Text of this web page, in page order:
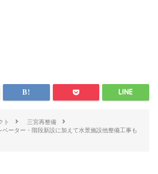
ト
三宮再整備
ーター・階段新設に加えて水景施設他整備工事も